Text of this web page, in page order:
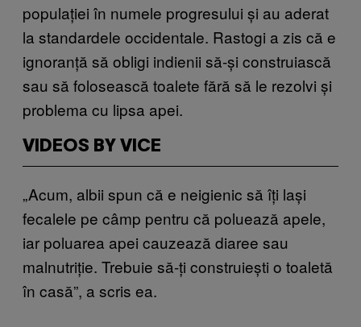
populației în numele progresului și au aderat
la standardele occidentale. Rastogi a zis că e
ignoranță să obligi indienii să-și construiască
sau să folosească toalete fără să le rezolvi și
problema cu lipsa apei.
VIDEOS BY VICE
„Acum, albii spun că e neigienic să îți lași
fecalele pe câmp pentru că poluează apele,
iar poluarea apei cauzează diaree sau
malnutriție. Trebuie să-ți construiești o toaletă
în casă”, a scris ea.